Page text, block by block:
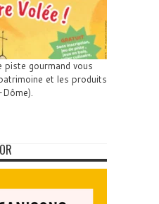
piste gourmand vous
et les produits